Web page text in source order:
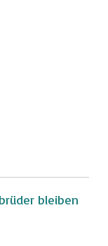
bleiben